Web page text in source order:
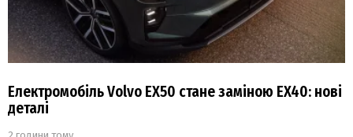
Електромобіль Volvo EX50 стане заміною EX40: нові
деталі